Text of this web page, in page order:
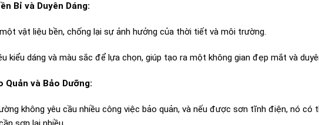
Bỉ và Duyên Dáng:
vật liệu bền, chống lại sự ảnh hưởng của thời tiết và môi trường.
kiểu dáng và màu sắc để lựa chọn, giúp tạo ra một không gian đẹp mắt và
Quản và Bảo Dưỡng:
không yêu cầu nhiều công việc bảo quản, và nếu được sơn tĩnh điện, nó có